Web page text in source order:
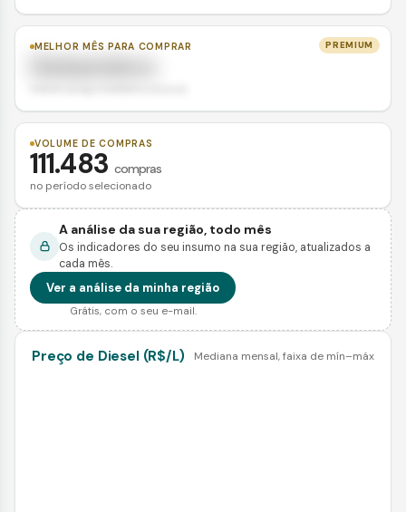
PREMIUM
MELHOR MÊS PARA COMPRAR
Setembro
VOLUME DE COMPRAS
111.483 compras
no período selecionado
A análise da sua região, todo mês
Os indicadores do seu insumo na sua região, atualizados a
cada mês.
Ver a análise da minha região
Grátis, com o seu e-mail.
Preço de Diesel (R$/L) Mediana mensal, faixa de mín–máx